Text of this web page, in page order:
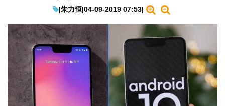
教學評測
EduTech
IT Times
生成式AI與雲端應用
Enterprise Digital Transformation
|朱力恒|04-09-2019 07:53|